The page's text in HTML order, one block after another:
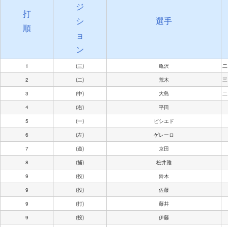
打
順
ジ
シ
ョ
ン
選手
1 (三) 亀沢
2
(二) 荒木
3
(中) 大島
4
(右)
平田
5
(一)
ビシエド
6
(左)
ゲレーロ
7
(遊)
京田
8
(捕)
松井雅
9
(投)
鈴木
9
(投)
佐藤
9
(打)
藤井
9
(投)
伊藤